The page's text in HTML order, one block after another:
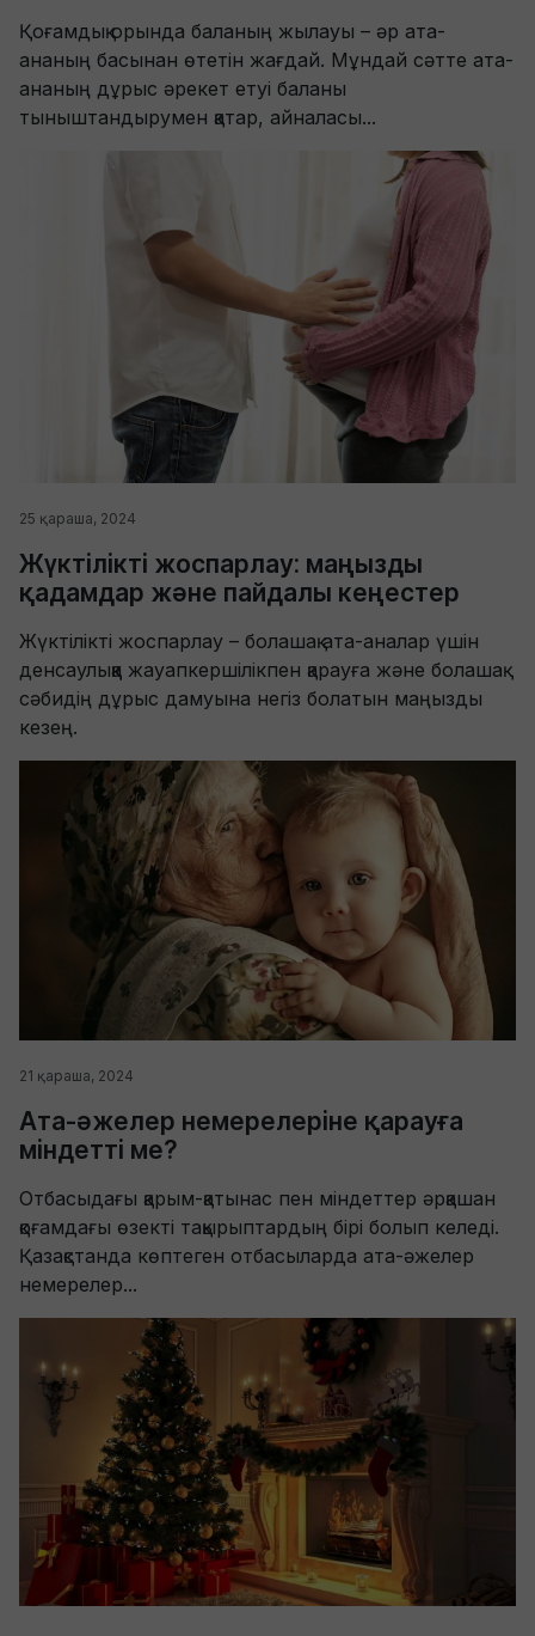
Қоғамдық орында баланың жылауы – әр ата-
ананың басынан өтетін жағдай. Мұндай сәтте ата-
ананың дұрыс әрекет етуі баланы
тыныштандырумен қатар, айналасы...
25 қараша, 2024
Жүктілікті жоспарлау: маңызды
қадамдар және пайдалы кеңестер
Жүктілікті жоспарлау – болашақ ата-аналар үшін
денсаулыққа жауапкершілікпен қарауға және болашақ
сәбидің дұрыс дамуына негіз болатын маңызды
кезең.
21 қараша, 2024
Ата-әжелер немерелеріне қарауға
міндетті ме?
Отбасыдағы қарым-қатынас пен міндеттер әрқашан
қоғамдағы өзекті тақырыптардың бірі болып келеді.
Қазақстанда көптеген отбасыларда ата-әжелер
немерелер...